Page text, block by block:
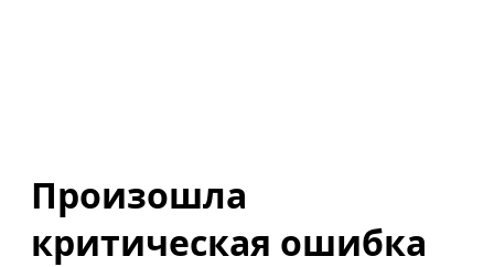
Произошла
критическая ошибка